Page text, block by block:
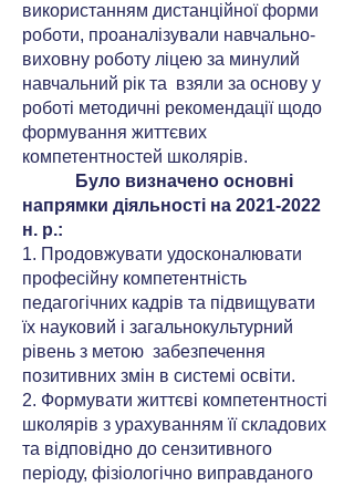
використанням дистанційної форми
роботи, проаналізували навчально-
виховну роботу ліцею за минулий
навчальний рік та взяли за основу у
роботі методичні рекомендації щодо
формування життєвих
компетентностей школярів.
Було визначено основні
напрямки діяльності на 2021-2022
н. р.:
1. Продовжувати удосконалювати
професійну компетентність
педагогічних кадрів та підвищувати
їх науковий і загальнокультурний
рівень з метою забезпечення
позитивних змін в системі освіти.
2. Формувати життєві компетентності
школярів з урахуванням її складових
та відповідно до сензитивного
періоду, фізіологічно виправданого